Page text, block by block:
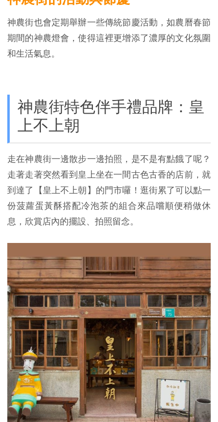
神農街也會定期舉辦一些傳統節慶活動，如農曆春節
期間的神農燈會，使得這裡更增添了濃厚的文化氛圍
和生活氣息。
神農街特色伴手禮品牌：皇
上不上朝
走在神農街一邊散步一邊拍照，是不是有點餓了呢？
走著走著突然看到皇上坐在一間古色古香的店前，就
到達了【皇上不上朝】的門市囉！逛街累了可以點一
份菠蘿蛋黃酥搭配冷泡茶的組合來品嚐順便稍做休
息，欣賞店內的擺設、拍照留念。